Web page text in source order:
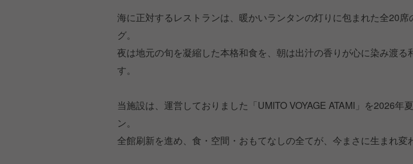
海に正対するレストランは、暖かいランタンの灯りに包まれた全20席
グ。
夜は地元の旬を凝縮した本格和食を、朝は出汁の香りが心に染み渡る
す。
当施設は、運営しておりました「UMITO VOYAGE ATAMI」を2026年
ン。
全館刷新を進め、食・空間・おもてなしの全てが、今まさに生まれ変